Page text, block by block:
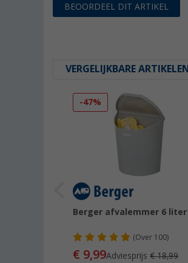
BEOORDEEL DIT ARTIKEL
VERGELIJKBARE ARTIKELEN
-47%
Berger afvalemmer 6 liter
(Over 100)
€ 9,99Adviesprijs€ 18,99